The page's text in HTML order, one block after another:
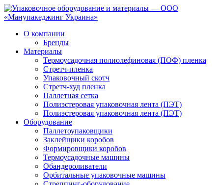
О компании
Бренды
Материалы
Термоусадочная полиолефиновая (ПОФ) пленка
Стретч-пленка
Упаковочный скотч
Стретч-худ пленка
Паллетная сетка
Полиэстеровая упаковочная лента (ПЭТ)
Полиэстеровая упаковочная лента (ПЭТ)
Оборудование
Паллетоупаковщики
Заклейщики коробов
Формировщики коробов
Термоусадочные машины
Обандероливатели
Орбитальные упаковочные машины